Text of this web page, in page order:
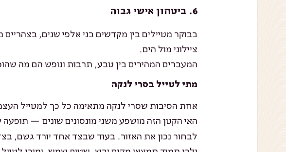
6. ביטחון אישי גבוה
בבוקר מטיילים בין מקדשים בני אלפי שנים,
ציילוני מול הים.
המעברים המהירים בין טבע, תרבות ונופש הם מה
מתי לטייל בסרי לנקה
אחת הסיבות שסרי לנקה מתאימה כל כך למטייל
האי הקטן הזה מושפע משני מונסונים שונים —
לבחור נכון את האזור. בעוד שבצד אחד יורד גשם,